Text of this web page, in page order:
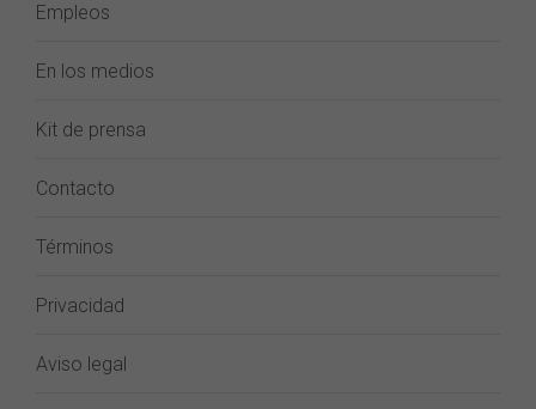
Empleos
En los medios
Kit de prensa
Contacto
Términos
Privacidad
Aviso legal